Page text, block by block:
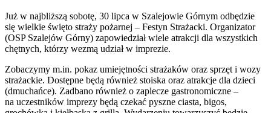
Już w najbliższą sobotę, 30 lipca w Szalejowie Górnym odbędzie
się wielkie święto straży pożarnej – Festyn Strażacki. Organizator
(OSP Szalejów Górny) zapowiedział wiele atrakcji dla wszystkich
chętnych, którzy wezmą udział w imprezie.
Zobaczymy m.in. pokaz umiejętności strażaków oraz sprzęt i wozy
strażackie. Dostępne będą również stoiska oraz atrakcje dla dzieci
(dmuchańce). Zadbano również o zaplecze gastronomiczne –
na uczestników imprezy będą czekać pyszne ciasta, bigos,